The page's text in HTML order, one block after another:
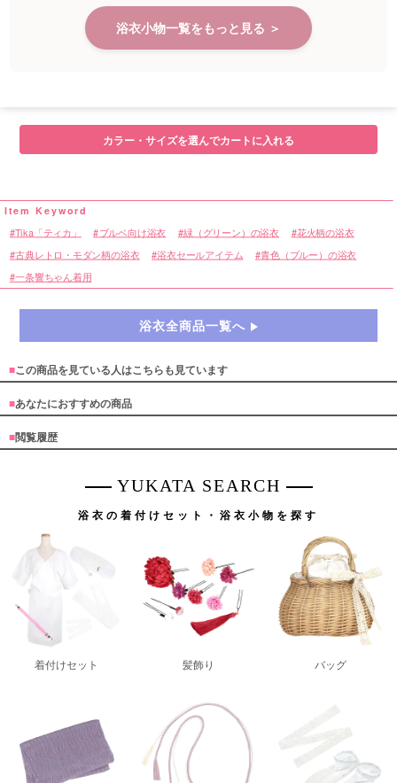
浴衣小物一覧をもっと見る ＞
カラー・サイズを選んでカートに入れる
Tika「ティカ」 ブルベ向け浴衣 緑（グリーン）の浴衣 花火柄の浴衣
古典レトロ・モダン柄の浴衣 浴衣セールアイテム 青色（ブルー）の浴衣
一条響ちゃん着用
浴衣全商品一覧へ
■この商品を見ている人はこちらも見ています
■あなたにおすすめの商品
■閲覧履歴
YUKATA SEARCH
浴衣の着付けセット・浴衣小物を探す
着付けセット 髪飾り バッグ